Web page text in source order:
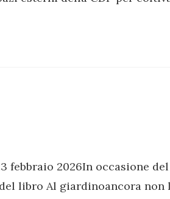
febbraio 2026In occasione
libro Al giardinoancora non